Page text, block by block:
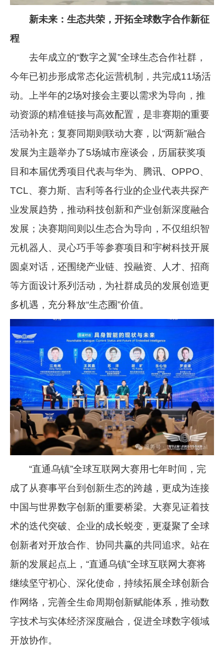
新未来：生态共荣，开拓全球数字合作新征
程
去年成立的“数字之翼”全球生态合作社群，
今年已初步形成常态化运营机制，共完成11场活
动。上半年的2场对接会主要以需求为导向，推
动资源的精准链接与高效配置，是非赛期的重要
活动补充；复赛同期则联动大赛，以“两新”融合
发展为主题举办了5场城市座谈会，历届获奖项
目和本届优秀项目代表与华为、腾讯、OPPO、
TCL、赛力斯、吉利等各行业的企业代表共探产
业发展趋势，推动科技创新和产业创新深度融合
发展；决赛期间则以生态合为导向，不仅组织智
元机器人、灵心巧手等参赛项目和宇树科技开展
圆桌对话，还围绕产业链、投融资、人才、招商
等方面设计系列活动，为社群成员的发展创造更
多机遇，充分释放“生态圈”价值。
“直通乌镇”全球互联网大赛用七年时间，完
成了从赛事平台到创新生态的跨越，更成为连接
中国与世界数字创新的重要桥梁。大赛见证着技
术的迭代突破、企业的成长蜕变，更凝聚了全球
创新者对开放合作、协同共赢的共同追求。站在
新的发展起点上，“直通乌镇”全球互联网大赛将
继续坚守初心、深化使命，持续拓展全球创新合
作网络，完善全生命周期创新赋能体系，推动数
字技术与实体经济深度融合，促进全球数字领域
开放协作。